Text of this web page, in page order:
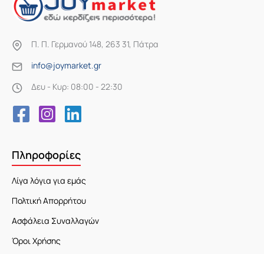
Π. Π. Γερμανού 148, 263 31, Πάτρα
info@joymarket.gr
Δευ - Κυρ: 08:00 - 22:30
Πληροφορίες
Λίγα λόγια για εμάς
Πολτική Απορρήτου
Ασφάλεια Συναλλαγών
Όροι Χρήσης